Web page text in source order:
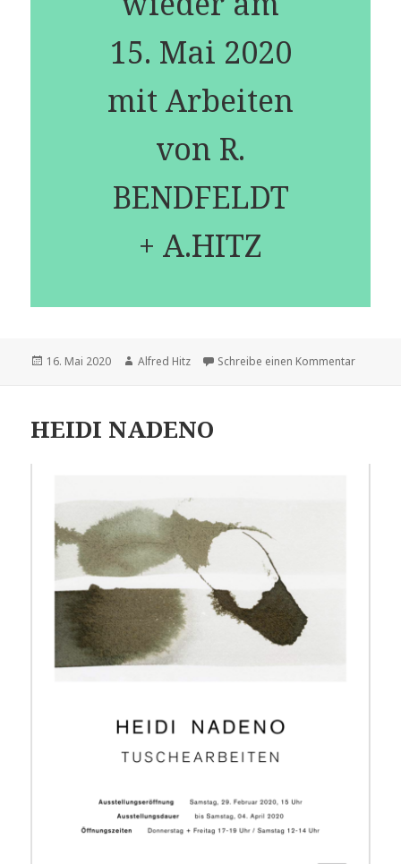
15. Mai 2020
mit Arbeiten
von R.
BENDFELDT
+ A.HITZ
Veröffentlicht
16. Mai 2020 Autor
Alfred Hitz Schreibe einen Kommentar
HEIDI NADENO